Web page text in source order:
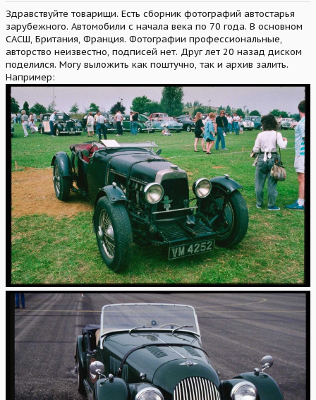
Здравствуйте товарищи. Есть сборник фотографий автостарья
зарубежного. Автомобили с начала века по 70 года. В основном
САСШ, Британия, Франция. Фотографии профессиональные,
авторство неизвестно, подписей нет. Друг лет 20 назад диском
поделился. Могу выложить как поштучно, так и архив залить.
Например: